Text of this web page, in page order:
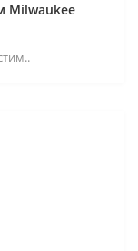
Milwaukee